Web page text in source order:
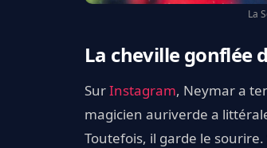
La
La cheville gonflée
SurInstagram, Neymar a
magicien auriverde a
Toutefois, il garde le